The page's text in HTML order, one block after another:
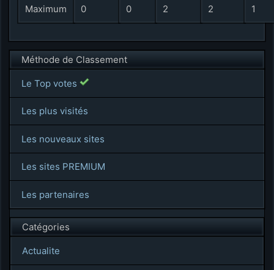
Maximum 0 0 2 2 1
Méthode de Classement
Le Top votes
Les plus visités
Les nouveaux sites
Les sites PREMIUM
Les partenaires
Catégories
Actualite